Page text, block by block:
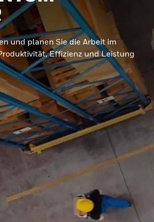
und planen Sie die Arbeit im
Effizienz und Leistung